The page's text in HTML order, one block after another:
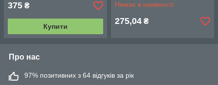
375 ₴
Купити
Немає в наявності
275,04 ₴
Про нас
97% позитивних з 64 відгуків за рік